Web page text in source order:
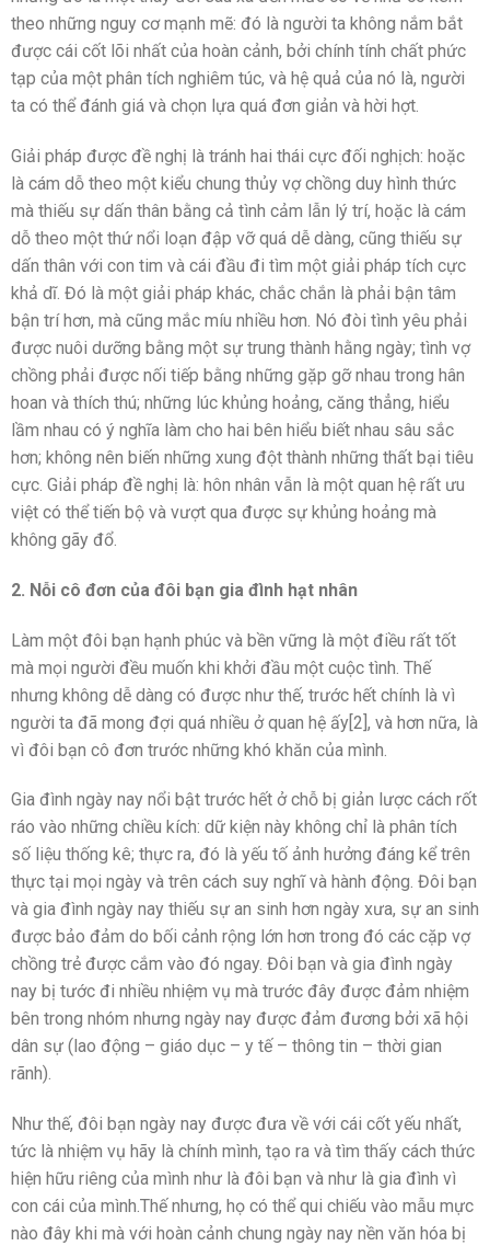
theo những nguy cơ mạnh mẽ: đó là người ta không nắm bắt
được cái cốt lõi nhất của hoàn cảnh, bởi chính tính chất phức
tạp của một phân tích nghiêm túc, và hệ quả của nó là, người
ta có thể đánh giá và chọn lựa quá đơn giản và hời hợt.
Giải pháp được đề nghị là tránh hai thái cực đối nghịch: hoặc
là cám dỗ theo một kiểu chung thủy vợ chồng duy hình thức
mà thiếu sự dấn thân bằng cả tình cảm lẫn lý trí, hoặc là cám
dỗ theo một thứ nổi loạn đập vỡ quá dễ dàng, cũng thiếu sự
dấn thân với con tim và cái đầu đi tìm một giải pháp tích cực
khả dĩ. Đó là một giải pháp khác, chắc chắn là phải bận tâm
bận trí hơn, mà cũng mắc míu nhiều hơn. Nó đòi tình yêu phải
được nuôi dưỡng bằng một sự trung thành hằng ngày; tình vợ
chồng phải được nối tiếp bằng những gặp gỡ nhau trong hân
hoan và thích thú; những lúc khủng hoảng, căng thẳng, hiểu
lầm nhau có ý nghĩa làm cho hai bên hiểu biết nhau sâu sắc
hơn; không nên biến những xung đột thành những thất bại tiêu
cực. Giải pháp đề nghị là: hôn nhân vẫn là một quan hệ rất ưu
việt có thể tiến bộ và vượt qua được sự khủng hoảng mà
không gãy đổ.
2. Nỗi cô đơn của đôi bạn gia đình hạt nhân
Làm một đôi bạn hạnh phúc và bền vững là một điều rất tốt
mà mọi người đều muốn khi khởi đầu một cuộc tình. Thế
nhưng không dễ dàng có được như thế, trước hết chính là vì
người ta đã mong đợi quá nhiều ở quan hệ ấy[2], và hơn nữa, là
vì đôi bạn cô đơn trước những khó khăn của mình.
Gia đình ngày nay nổi bật trước hết ở chỗ bị giản lược cách rốt
ráo vào những chiều kích: dữ kiện này không chỉ là phân tích
số liệu thống kê; thực ra, đó là yếu tố ảnh hưởng đáng kể trên
thực tại mọi ngày và trên cách suy nghĩ và hành động. Đôi bạn
và gia đình ngày nay thiếu sự an sinh hơn ngày xưa, sự an sinh
được bảo đảm do bối cảnh rộng lớn hơn trong đó các cặp vợ
chồng trẻ được cắm vào đó ngay. Đôi bạn và gia đình ngày
nay bị tước đi nhiều nhiệm vụ mà trước đây được đảm nhiệm
bên trong nhóm nhưng ngày nay được đảm đương bởi xã hội
dân sự (lao động – giáo dục – y tế – thông tin – thời gian
rãnh).
Như thế, đôi bạn ngày nay được đưa về với cái cốt yếu nhất,
tức là nhiệm vụ hãy là chính mình, tạo ra và tìm thấy cách thức
hiện hữu riêng của mình như là đôi bạn và như là gia đình vì
con cái của mình.Thế nhưng, họ có thể qui chiếu vào mẫu mực
nào đây khi mà với hoàn cảnh chung ngày nay nền văn hóa bị